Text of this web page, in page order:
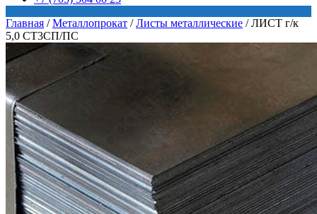
Главная / Металлопрокат / Листы металлические /ЛИСТ г/к
5,0 СТ3СП/ПС